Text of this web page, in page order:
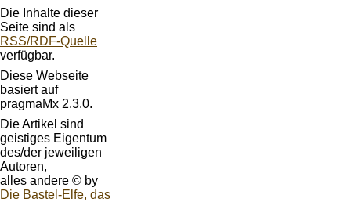
Die Inhalte dieser
Seite sind als
RSS/RDF-Quelle
verfügbar.
Diese Webseite
basiert auf
pragmaMx 2.3.0.
Die Artikel sind
geistiges Eigentum
des/der jeweiligen
Autoren,
alles andere © by
Die Bastel-Elfe, das